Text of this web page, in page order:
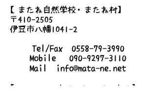
【またね自然学校・またね村】
〒410-2505
伊豆市八幡1041-2
Tel/Fax0558-79-3990
Mobile 090-9297-3110
Mail
info@mata-ne.net
【mata-neハウス・シェアハウス】